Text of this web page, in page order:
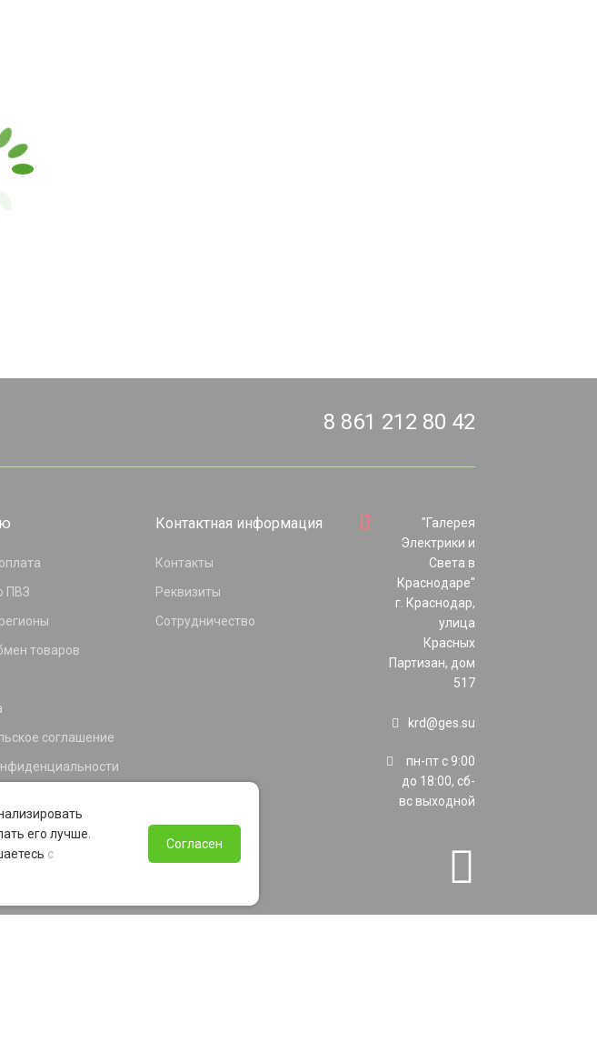
8 861 212 80 42
ПВЗ
товаров
соглашение
Контактная информация
Контакты
Реквизиты
Сотрудничество
"Галерея
Электрики и
Света в
Краснодаре"
г. Краснодар,
улица
Красных
Партизан, дом
517
krd@ges.su
пн-пт с 9:00
до 18:00, сб-
вс выходной
его лучше.
с
Согласен